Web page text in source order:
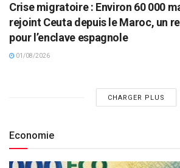
Crise migratoire : Environ 60 000
rejoint Ceuta depuis le Maroc, un
pour l’enclave espagnole
01/08/2026
CHARGER PLUS
Economie